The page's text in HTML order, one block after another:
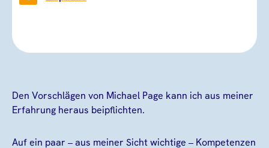
Den Vorschlägen von Michael Page kann ich aus meiner
Erfahrung heraus beipflichten.
Auf ein paar – aus meiner Sicht wichtige – Kompetenzen